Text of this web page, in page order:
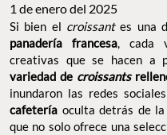
1 de enero del 2025
Si bien el croissantes una
panadería francesa, cada
creativas que se hacen a
variedad de croissants
inundaron las redes
cafetería oculta detrás de la
que no solo ofrece una